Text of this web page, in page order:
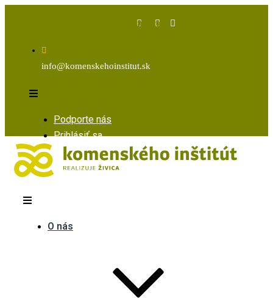
InstagramYoutube
info@komenskehoinstitut.sk
Podporte nás
Prihlásiť sa
O nás